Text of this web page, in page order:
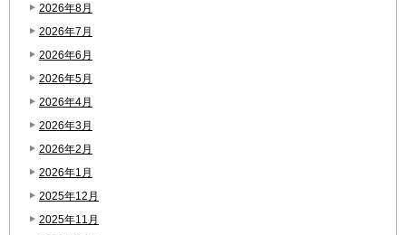
2026年8月
2026年7月
2026年6月
2026年5月
2026年4月
2026年3月
2026年2月
2026年1月
2025年12月
2025年11月